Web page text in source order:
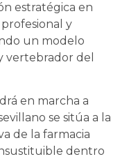
estratégica en
y
un modelo
vertebrador del
en marcha a
se sitúa a la
de la farmacia
dentro